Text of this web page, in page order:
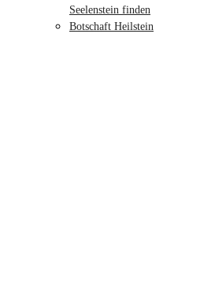
Seelenstein finden
Botschaft Heilstein